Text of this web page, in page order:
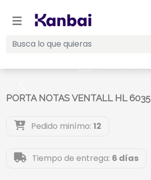
PORTA NOTAS VENTALL HL 6035
Pedido minímo: 12
Tiempo de entrega: 6 días